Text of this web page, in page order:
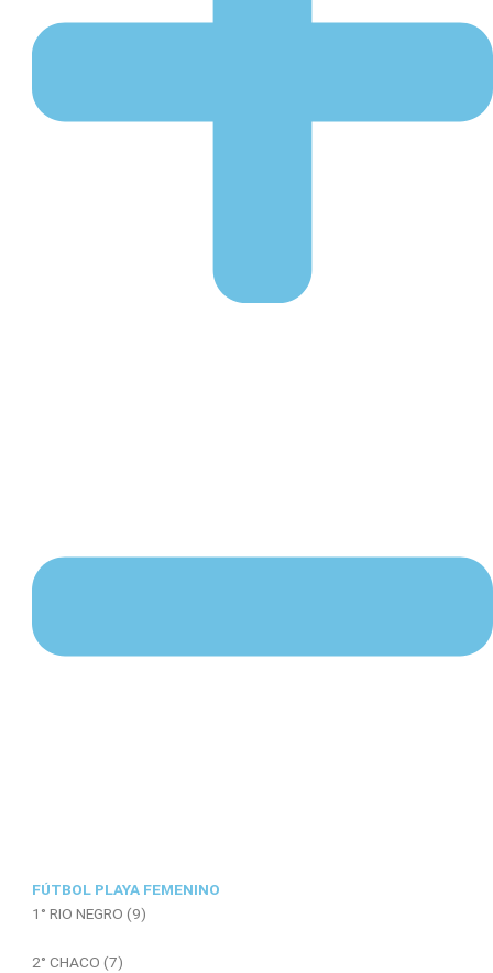
FÚTBOL PLAYA FEMENINO
1° RIO NEGRO (9)
2° CHACO (7)